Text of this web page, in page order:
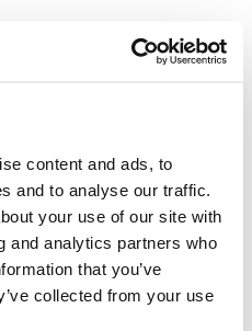
content and ads, to
and to analyse our traffic.
your use of our site with
and analytics partners who
that you’ve
collected from your use
BTW
value
winkelwagen